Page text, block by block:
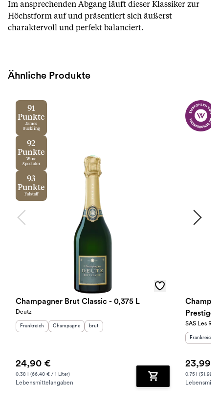
Im ansprechenden Abgang läuft dieser Klassiker zur
Höchstform auf und präsentiert sich äußerst
charaktervoll und perfekt balanciert.
Ähnliche Produkte
91
Punkte
James
Suckling
92
Punkte
Wine
Spectator
93
Punkte
Falstaff
Champagner Brut Classic - 0,375 L
Deutz
Herkunftsland
Frankreich Herkunftsregion :
Champagne Geschmack
brut
24,90 €
0.38 l (66.40 € / 1 Liter)
Lebensmittelangaben Zum Warenkorb
Prestige
SAS Les
Frankreich
23,99
0.75 l (31.99 €